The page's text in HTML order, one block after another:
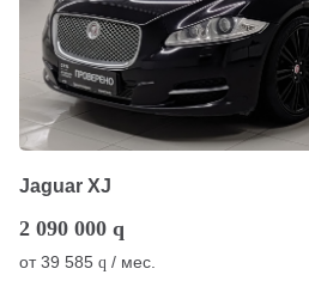
Jaguar XJ
2 090 000 q
от39 585 q / мес.